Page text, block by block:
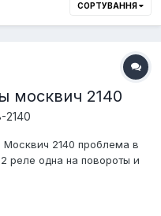
СОРТУВАННЯ
москвич 2140
2140
2140 проблема в
реле одна на повороты и
с акума на аварийку
выключатели